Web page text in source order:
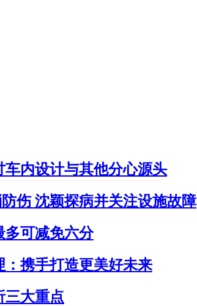
内设计与其他分心源头
伤 沈颖探病并关注设施故障
多可减免六分
：携手打造更美好未来
三大重点